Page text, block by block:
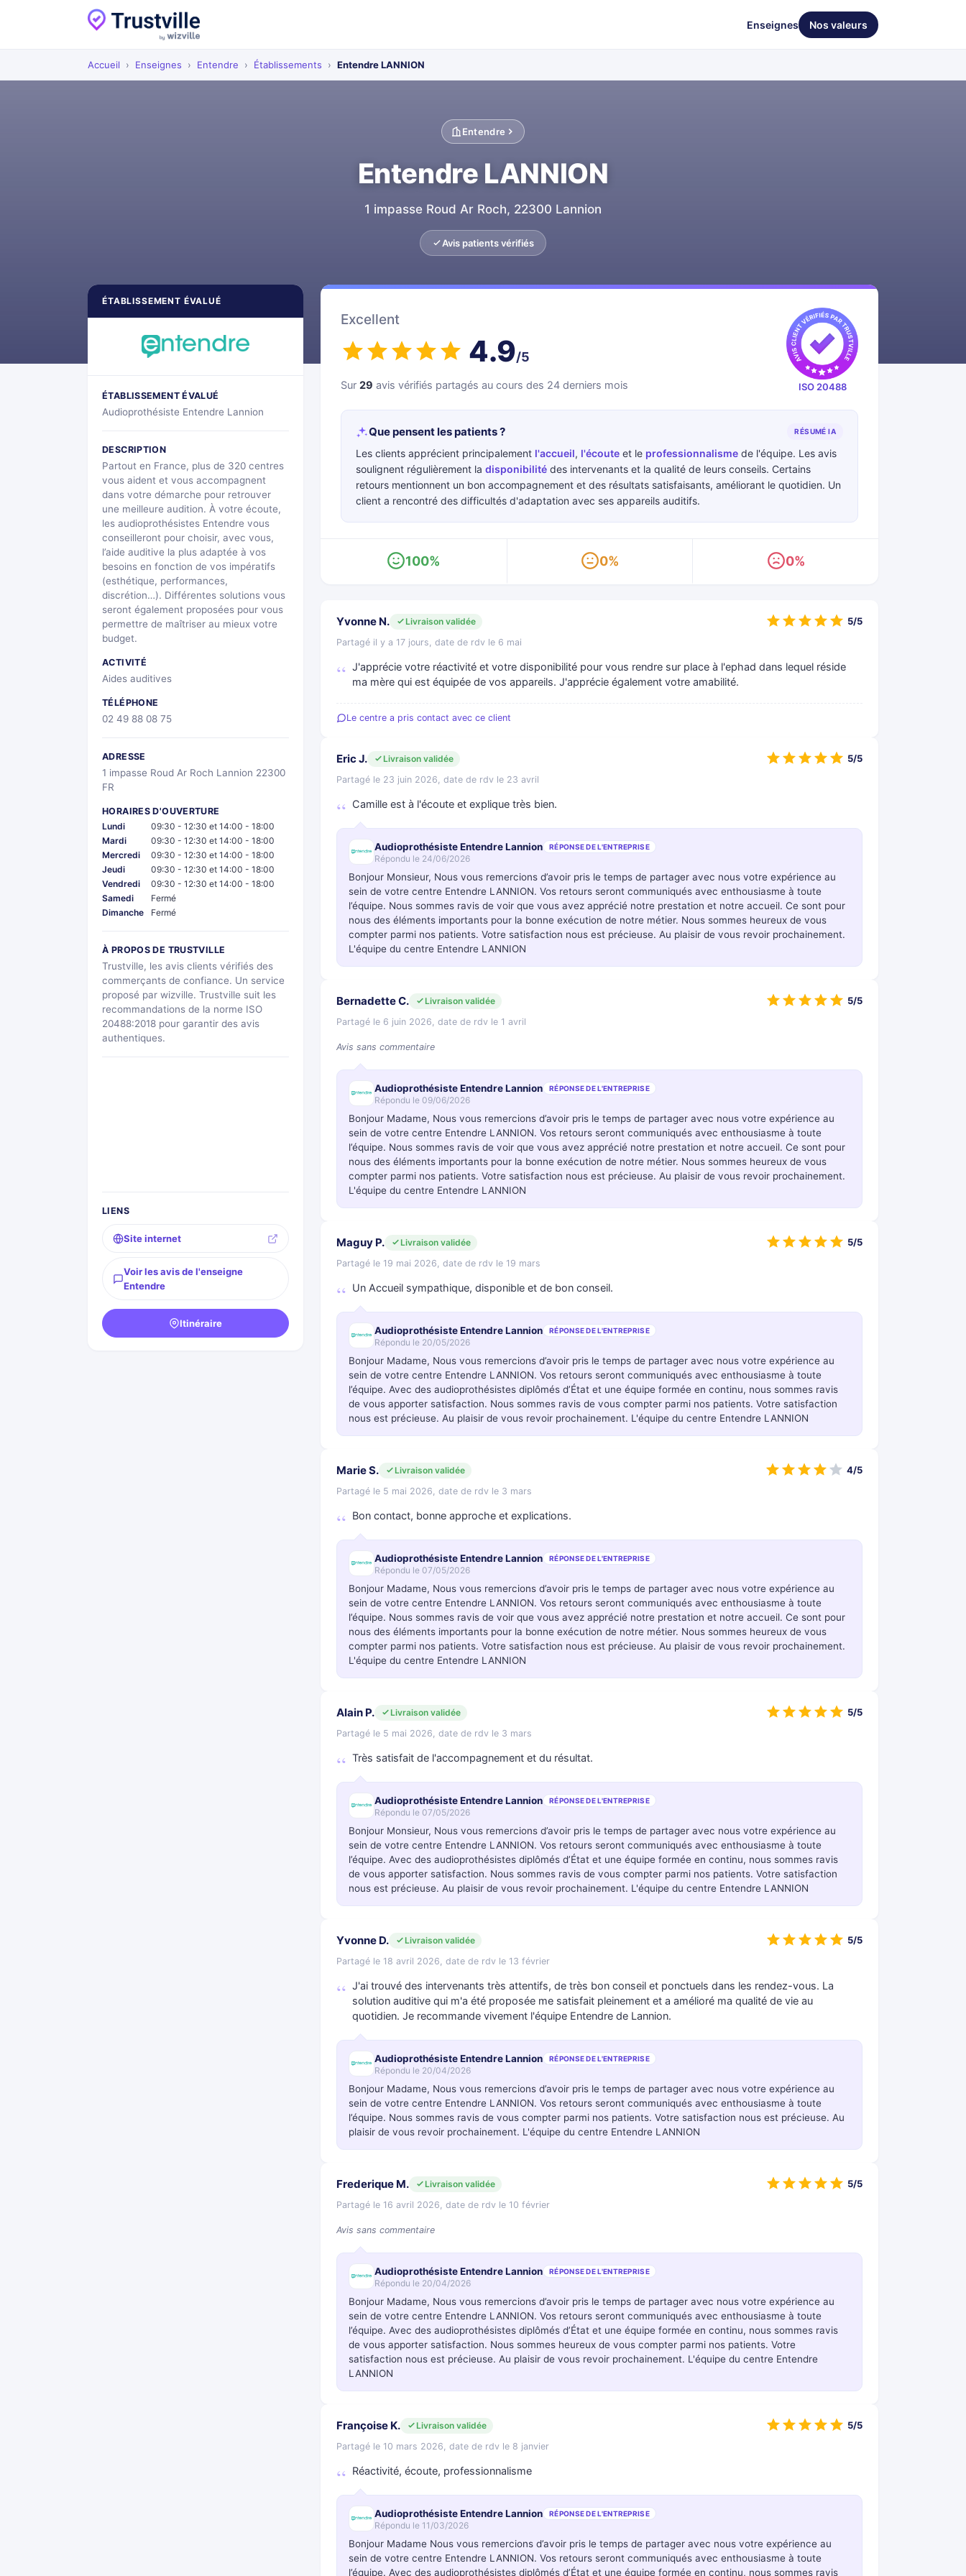
Enseignes Nos valeurs
Accueil › Enseignes › Entendre › Établissements › Entendre LANNION
Entendre
Entendre LANNION
1 impasse Roud Ar Roch, 22300 Lannion
Avis patients vérifiés
ÉTABLISSEMENT ÉVALUÉ
ÉTABLISSEMENT ÉVALUÉ
Audioprothésiste Entendre Lannion
DESCRIPTION
Partout en France, plus de 320 centres
vous aident et vous accompagnent
dans votre démarche pour retrouver
une meilleure audition. À votre écoute,
les audioprothésistes Entendre vous
conseilleront pour choisir, avec vous,
l’aide auditive la plus adaptée à vos
besoins en fonction de vos impératifs
(esthétique, performances,
discrétion…). Différentes solutions vous
seront également proposées pour vous
permettre de maîtriser au mieux votre
budget.
ACTIVITÉ
Aides auditives
TÉLÉPHONE
02 49 88 08 75
ADRESSE
1 impasse Roud Ar Roch Lannion 22300
FR
HORAIRES D'OUVERTURE
Lundi
09:30 - 12:30 et 14:00 - 18:00
Mardi
09:30 - 12:30 et 14:00 - 18:00
Mercredi
09:30 - 12:30 et 14:00 - 18:00
Jeudi
09:30 - 12:30 et 14:00 - 18:00
Vendredi
09:30 - 12:30 et 14:00 - 18:00
Samedi
Fermé
Dimanche
Fermé
À PROPOS DE TRUSTVILLE
Trustville, les avis clients vérifiés des
commerçants de confiance. Un service
proposé par wizville. Trustville suit les
recommandations de la norme ISO
20488:2018 pour garantir des avis
authentiques.
LIENS
Site internet
Voir les avis de l'enseigne
Entendre
Itinéraire
Excellent
4.9/5
Sur 29 avis vérifiés partagés au cours des 24 derniers mois ISO 20488
Que pensent les patients ? RÉSUMÉ IA
Les clients apprécient principalement l'accueil, l'écoute et le professionnalisme de l'équipe. Les avis
soulignent régulièrement la disponibilité des intervenants et la qualité de leurs conseils. Certains
retours mentionnent un bon accompagnement et des résultats satisfaisants, améliorant le quotidien. Un
client a rencontré des difficultés d'adaptation avec ses appareils auditifs.
100% 0% 0%
Yvonne N.
Livraison validée
Partagé il y a 17 jours, date de rdv le 6 mai
J'apprécie votre réactivité et votre disponibilité pour vous rendre sur place à l'ephad dans lequel réside
ma mère qui est équipée de vos appareils. J'apprécie également votre amabilité.
5/5
Le centre a pris contact avec ce client
Eric J.
Livraison validée
Partagé le 23 juin 2026, date de rdv le 23 avril
Camille est à l'écoute et explique très bien.
5/5
Audioprothésiste Entendre Lannion RÉPONSE DE L'ENTREPRISE
Répondu le 24/06/2026
Bonjour Monsieur, Nous vous remercions d’avoir pris le temps de partager avec nous votre expérience au
sein de votre centre Entendre LANNION. Vos retours seront communiqués avec enthousiasme à toute
l’équipe. Nous sommes ravis de voir que vous avez apprécié notre prestation et notre accueil. Ce sont pour
nous des éléments importants pour la bonne exécution de notre métier. Nous sommes heureux de vous
compter parmi nos patients. Votre satisfaction nous est précieuse. Au plaisir de vous revoir prochainement.
L'équipe du centre Entendre LANNION
Bernadette C.
Livraison validée
Partagé le 6 juin 2026, date de rdv le 1 avril
Avis sans commentaire
5/5
Audioprothésiste Entendre Lannion RÉPONSE DE L'ENTREPRISE
Répondu le 09/06/2026
Bonjour Madame, Nous vous remercions d’avoir pris le temps de partager avec nous votre expérience au
sein de votre centre Entendre LANNION. Vos retours seront communiqués avec enthousiasme à toute
l’équipe. Nous sommes ravis de voir que vous avez apprécié notre prestation et notre accueil. Ce sont pour
nous des éléments importants pour la bonne exécution de notre métier. Nous sommes heureux de vous
compter parmi nos patients. Votre satisfaction nous est précieuse. Au plaisir de vous revoir prochainement.
L'équipe du centre Entendre LANNION
Maguy P.
Livraison validée
Partagé le 19 mai 2026, date de rdv le 19 mars
Un Accueil sympathique, disponible et de bon conseil.
5/5
Audioprothésiste Entendre Lannion RÉPONSE DE L'ENTREPRISE
Répondu le 20/05/2026
Bonjour Madame, Nous vous remercions d’avoir pris le temps de partager avec nous votre expérience au
sein de votre centre Entendre LANNION. Vos retours seront communiqués avec enthousiasme à toute
l’équipe. Avec des audioprothésistes diplômés d’État et une équipe formée en continu, nous sommes ravis
de vous apporter satisfaction. Nous sommes ravis de vous compter parmi nos patients. Votre satisfaction
nous est précieuse. Au plaisir de vous revoir prochainement. L'équipe du centre Entendre LANNION
Marie S.
Livraison validée
Partagé le 5 mai 2026, date de rdv le 3 mars
Bon contact, bonne approche et explications.
4/5
Audioprothésiste Entendre Lannion RÉPONSE DE L'ENTREPRISE
Répondu le 07/05/2026
Bonjour Madame, Nous vous remercions d’avoir pris le temps de partager avec nous votre expérience au
sein de votre centre Entendre LANNION. Vos retours seront communiqués avec enthousiasme à toute
l’équipe. Nous sommes ravis de voir que vous avez apprécié notre prestation et notre accueil. Ce sont pour
nous des éléments importants pour la bonne exécution de notre métier. Nous sommes heureux de vous
compter parmi nos patients. Votre satisfaction nous est précieuse. Au plaisir de vous revoir prochainement.
L'équipe du centre Entendre LANNION
Alain P.
Livraison validée
Partagé le 5 mai 2026, date de rdv le 3 mars
Très satisfait de l'accompagnement et du résultat.
5/5
Audioprothésiste Entendre Lannion RÉPONSE DE L'ENTREPRISE
Répondu le 07/05/2026
Bonjour Monsieur, Nous vous remercions d’avoir pris le temps de partager avec nous votre expérience au
sein de votre centre Entendre LANNION. Vos retours seront communiqués avec enthousiasme à toute
l’équipe. Avec des audioprothésistes diplômés d’État et une équipe formée en continu, nous sommes ravis
de vous apporter satisfaction. Nous sommes ravis de vous compter parmi nos patients. Votre satisfaction
nous est précieuse. Au plaisir de vous revoir prochainement. L'équipe du centre Entendre LANNION
Yvonne D.
Livraison validée
Partagé le 18 avril 2026, date de rdv le 13 février
J'ai trouvé des intervenants très attentifs, de très bon conseil et ponctuels dans les rendez-vous. La
solution auditive qui m'a été proposée me satisfait pleinement et a amélioré ma qualité de vie au
quotidien. Je recommande vivement l'équipe Entendre de Lannion.
5/5
Audioprothésiste Entendre Lannion RÉPONSE DE L'ENTREPRISE
Répondu le 20/04/2026
Bonjour Madame, Nous vous remercions d’avoir pris le temps de partager avec nous votre expérience au
sein de votre centre Entendre LANNION. Vos retours seront communiqués avec enthousiasme à toute
l’équipe. Nous sommes ravis de vous compter parmi nos patients. Votre satisfaction nous est précieuse. Au
plaisir de vous revoir prochainement. L'équipe du centre Entendre LANNION
Frederique M.
Livraison validée
Partagé le 16 avril 2026, date de rdv le 10 février
Avis sans commentaire
5/5
Audioprothésiste Entendre Lannion RÉPONSE DE L'ENTREPRISE
Répondu le 20/04/2026
Bonjour Madame, Nous vous remercions d’avoir pris le temps de partager avec nous votre expérience au
sein de votre centre Entendre LANNION. Vos retours seront communiqués avec enthousiasme à toute
l’équipe. Avec des audioprothésistes diplômés d’État et une équipe formée en continu, nous sommes ravis
de vous apporter satisfaction. Nous sommes heureux de vous compter parmi nos patients. Votre
satisfaction nous est précieuse. Au plaisir de vous revoir prochainement. L'équipe du centre Entendre
LANNION
Françoise K.
Livraison validée
Partagé le 10 mars 2026, date de rdv le 8 janvier
Réactivité, écoute, professionnalisme
5/5
Audioprothésiste Entendre Lannion RÉPONSE DE L'ENTREPRISE
Répondu le 11/03/2026
Bonjour Madame Nous vous remercions d’avoir pris le temps de partager avec nous votre expérience au
sein de votre centre Entendre LANNION. Vos retours seront communiqués avec enthousiasme à toute
l’équipe. Avec des audioprothésistes diplômés d’État et une équipe formée en continu, nous sommes ravis